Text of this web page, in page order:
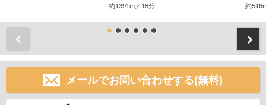
約1391m／18分 約
メールでお問い合わせする(無料)